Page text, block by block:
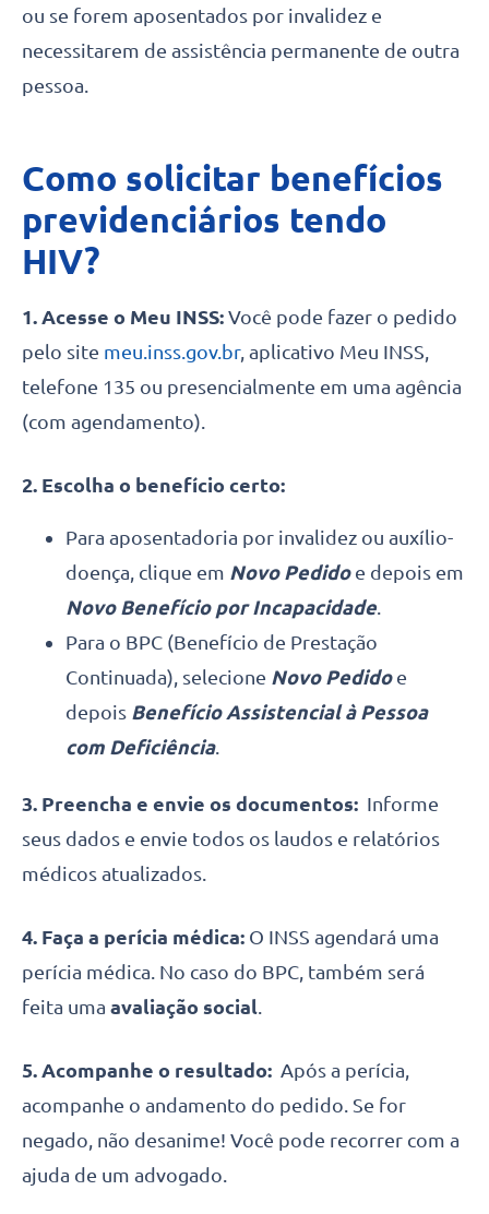
ou se forem aposentados por invalidez e
necessitarem de assistência permanente de outra
pessoa.
Como solicitar benefícios
previdenciários tendo
HIV?
1. Acesse o Meu INSS: Você pode fazer o pedido
pelo site meu.inss.gov.br, aplicativo Meu INSS,
telefone 135 ou presencialmente em uma agência
(com agendamento).
2. Escolha o benefício certo:
Para aposentadoria por invalidez ou auxílio-
doença, clique em Novo Pedido e depois em
Novo Benefício por Incapacidade.
Para o BPC (Benefício de Prestação
Continuada), selecione Novo Pedido e
depois Benefício Assistencial à Pessoa
com Deficiência.
3. Preencha e envie os documentos: Informe
seus dados e envie todos os laudos e relatórios
médicos atualizados.
4. Faça a perícia médica: O INSS agendará uma
perícia médica. No caso do BPC, também será
feita uma avaliação social.
5. Acompanhe o resultado: Após a perícia,
acompanhe o andamento do pedido. Se for
negado, não desanime! Você pode recorrer com a
ajuda de um advogado.